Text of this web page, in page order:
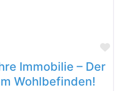
Immobilie – Der
Wohlbefinden!